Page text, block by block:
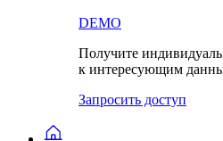
в публичном демо-